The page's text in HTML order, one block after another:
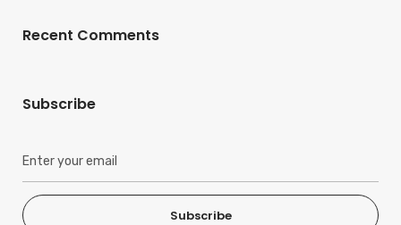
Recent Comments
Subscribe
Subscribe